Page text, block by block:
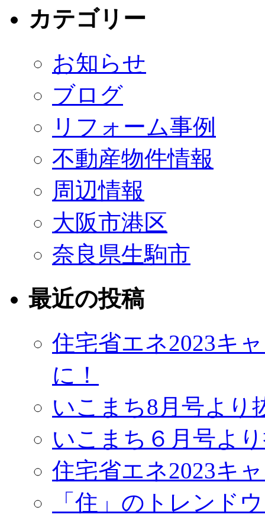
カテゴリー
お知らせ
ブログ
リフォーム事例
不動産物件情報
周辺情報
大阪市港区
奈良県生駒市
最近の投稿
住宅省エネ2023キ
に！
いこまち8月号よ
いこまち６月号よ
住宅省エネ2023キ
「住」のトレンド